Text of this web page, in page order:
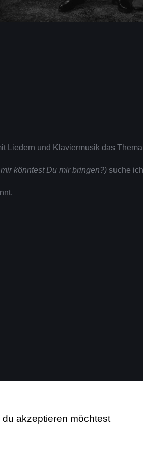
und Klaviermusik das
könntest Du mir bringen?)suche
| powered by
akzeptieren möchtest